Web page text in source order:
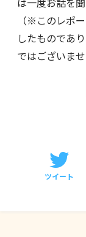
（※このレポ
したものであ
ではございませ
ツイート